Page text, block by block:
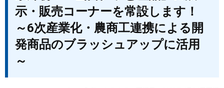
健康・福祉
教育・文化・スポーツ
示・販売コーナーを常設します！
～6次産業化・農商工連携による開
発商品のブラッシュアップに活用
～